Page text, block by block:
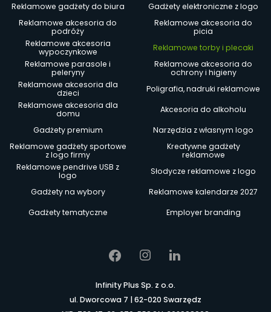
Reklamowe gadżety do biura
Gadżety elektroniczne z logo
Reklamowe akcesoria do
podróży
Reklamowe akcesoria do
picia
Reklamowe akcesoria
wypoczynkowe
Reklamowe torby i plecaki
Reklamowe parasole i
peleryny
Reklamowe akcesoria do
ochrony i higieny
Reklamowe akcesoria dla
dzieci
Poligrafia, nadruki reklamowe
Reklamowe akcesoria dla
domu
Akcesoria do alkoholu
Gadżety premium
Narzędzia z własnym logo
Reklamowe gadżety sportowe
z logo firmy
Kreatywne gadżety
reklamowe
Reklamowe pendrive USB z
logo
Słodycze reklamowe z logo
Gadżety na wybory
Reklamowe kalendarze 2027
Gadżety tematyczne
Employer branding
Infinity Plus Sp. z o.o.
ul. Dworcowa 7 | 62-020 Swarzędz